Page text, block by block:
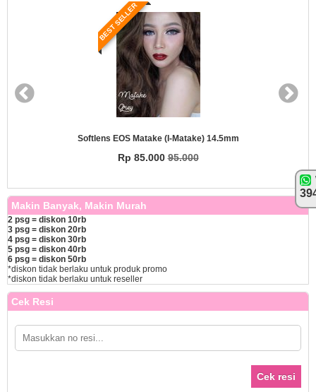
BEST SELLER
Softlens EOS Matake (i-Matake) 14.5mm
Rp 85.00095.000
Makin Banyak, Makin Murah
2 psg = diskon 10rb
3 psg = diskon 20rb
4 psg = diskon 30rb
5 psg = diskon 40rb
6 psg = diskon 50rb
*diskon tidak berlaku untuk produk promo
*diskon tidak berlaku untuk reseller
Cek Resi
Cek resi